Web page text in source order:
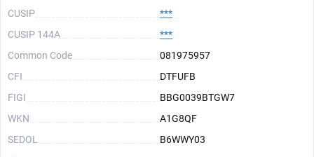
CUSIP
***
CUSIP 144A
***
Common Code
081975957
CFI
DTFUFB
FIGI
BBG0039BTGW7
WKN
A1G8QF
SEDOL
B6WWY03